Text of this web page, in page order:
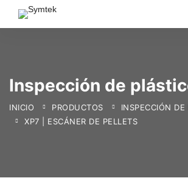
Inspección de
INICIO PRODUCTOS
INSPECCIÓN
XP7 | ESCÁNER DE PELLETS